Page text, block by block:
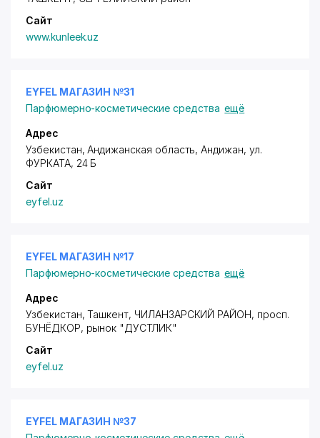
Сайт
www.kunleek.uz
EYFEL МАГАЗИН №31
Парфюмерно-косметические средства ещё
Адрес
Узбекистан, Андижанская область, Андижан, ул.
ФУРКАТА, 24 Б
Сайт
eyfel.uz
EYFEL МАГАЗИН №17
Парфюмерно-косметические средства ещё
Адрес
Узбекистан, Ташкент, ЧИЛАНЗАРСКИЙ РАЙОН, просп.
БУНЁДКОР, рынок "ДУСТЛИК"
Сайт
eyfel.uz
EYFEL МАГАЗИН №37